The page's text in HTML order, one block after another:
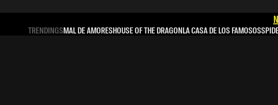
TRENDINGSMAL DE AMORESHOUSE OF THE DRAGONLA CASA DE LOS FAMOSOS